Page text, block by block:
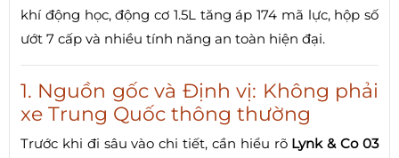
khí động học, động cơ 1.5L tăng áp 174 mã lực, hộp số
ướt 7 cấp và nhiều tính năng an toàn hiện đại.
1. Nguồn gốc và Định vị: Không phải
xe Trung Quốc thông thường
Trước khi đi sâu vào chi tiết, cần hiểu rõ Lynk & Co 03